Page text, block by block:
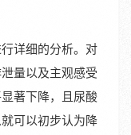
详细的分析。对
量以及主观感受
著下降，且尿酸
可以初步认为降